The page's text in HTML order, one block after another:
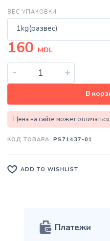
ВЕС УПАКОВКИ
1kg(развес)
160 MDL
- +
В
Цена на сайте может
КОД ТОВАРА: PS71437-01
ADD TO WISHLIST
Платежи